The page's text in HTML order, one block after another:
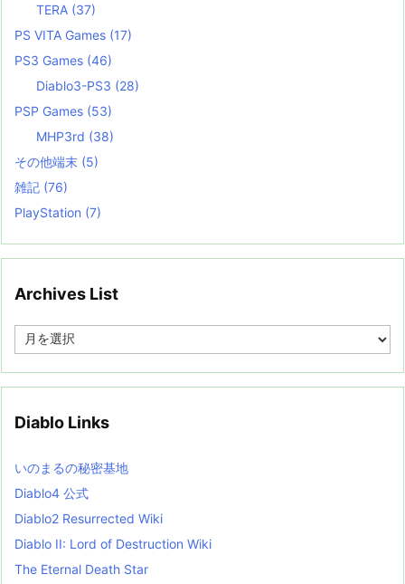
TERA (37)
PS VITA Games (17)
PS3 Games (46)
Diablo3-PS3 (28)
PSP Games (53)
MHP3rd (38)
その他端末 (5)
雑記 (76)
PlayStation (7)
Archives List
e
i
s
t
Diablo Links
いのまるの秘密基地
Diablo4 公式
Diablo2 Resurrected Wiki
Diablo II: Lord of Destruction Wiki
The Eternal Death Star